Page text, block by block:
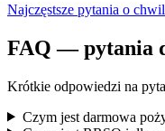
Najczęstsze pytania o
FAQ — pytania
Krótkie odpowiedzi na
Czym jest darmowa